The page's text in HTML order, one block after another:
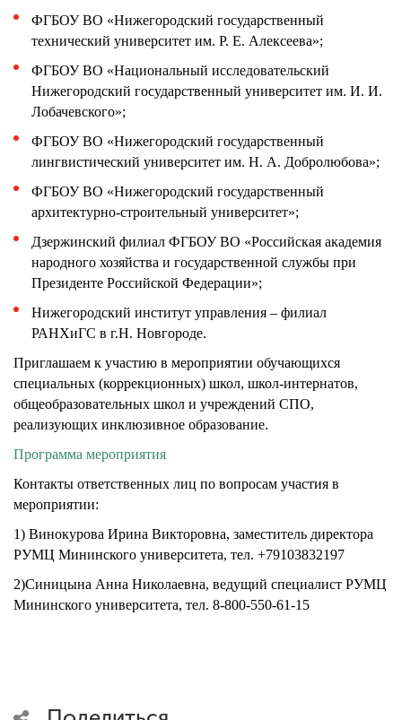
ФГБОУ ВО «Нижегородский государственный
технический университет им. Р. Е. Алексеева»;
ФГБОУ ВО «Национальный исследовательский
Нижегородский государственный университет им. И. И.
Лобачевского»;
ФГБОУ ВО «Нижегородский государственный
лингвистический университет им. Н. А. Добролюбова»;
ФГБОУ ВО «Нижегородский государственный
архитектурно-строительный университет»;
Дзержинский филиал ФГБОУ ВО «Российская академия
народного хозяйства и государственной службы при
Президенте Российской Федерации»;
Нижегородский институт управления – филиал
РАНХиГС в г.Н. Новгороде.
Приглашаем к участию в мероприятии обучающихся
специальных (коррекционных) школ, школ-интернатов,
общеобразовательных школ и учреждений СПО,
реализующих инклюзивное образование.
Программа мероприятия
Контакты ответственных лиц по вопросам участия в
мероприятии:
1) Винокурова Ирина Викторовна, заместитель директора
РУМЦ Мининского университета, тел. +79103832197
2)Синицына Анна Николаевна, ведущий специалист РУМЦ
Мининского университета, тел. 8-800-550-61-15